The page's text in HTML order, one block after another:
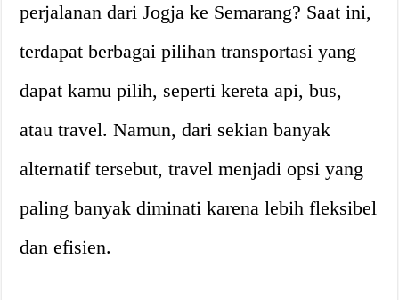
perjalanan dari Jogja ke Semarang? Saat ini,
terdapat berbagai pilihan transportasi yang
dapat kamu pilih, seperti kereta api, bus,
atau travel. Namun, dari sekian banyak
alternatif tersebut, travel menjadi opsi yang
paling banyak diminati karena lebih fleksibel
dan efisien.